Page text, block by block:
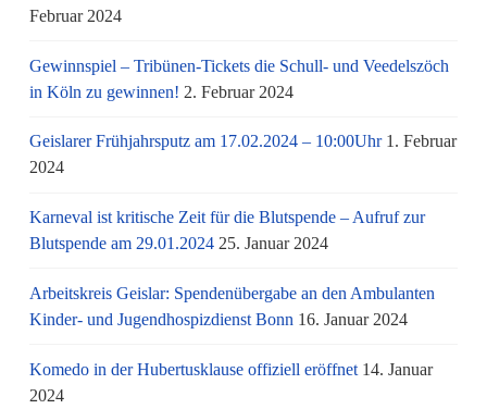
Februar 2024
Gewinnspiel – Tribünen-Tickets die Schull- und Veedelszöch
in Köln zu gewinnen! 2. Februar 2024
Geislarer Frühjahrsputz am 17.02.2024 – 10:00Uhr 1. Februar
2024
Karneval ist kritische Zeit für die Blutspende – Aufruf zur
Blutspende am 29.01.2024 25. Januar 2024
Arbeitskreis Geislar: Spendenübergabe an den Ambulanten
Kinder- und Jugendhospizdienst Bonn 16. Januar 2024
Komedo in der Hubertusklause offiziell eröffnet 14. Januar
2024